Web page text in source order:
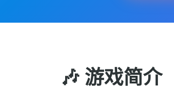
🎶 游戏简介